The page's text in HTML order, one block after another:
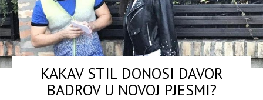
KAKAV STIL DONOSI DAVOR
BADROV U NOVOJ PJESMI?